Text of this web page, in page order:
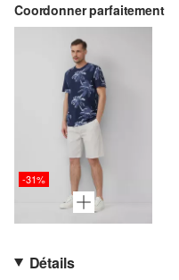
Coordonner parfaitement
-31%
Détails